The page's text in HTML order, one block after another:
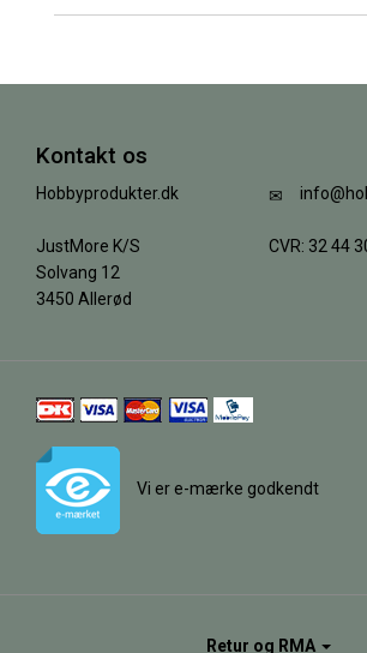
Kontakt os
Hobbyprodukter.dk
JustMore K/S
Solvang 12
3450 Allerød
CVR: 32 44
Vi er e-mærke godkendt
Retur og RMA